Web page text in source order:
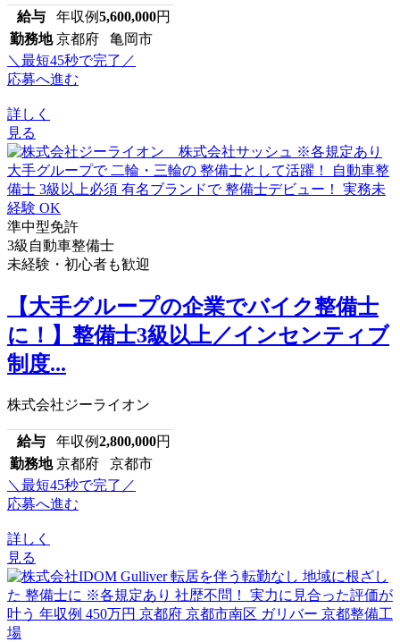
給与 年収例5,600,000円
勤務地 京都府 亀岡市
＼最短45秒で完了／
応募へ進む
詳しく
見る
準中型免許
3級自動車整備士
未経験・初心者も歓迎
【大手グループの企業でバイク整備士
に！】整備士3級以上／インセンティブ
制度...
株式会社ジーライオン
給与 年収例2,800,000円
勤務地 京都府 京都市
＼最短45秒で完了／
応募へ進む
詳しく
見る